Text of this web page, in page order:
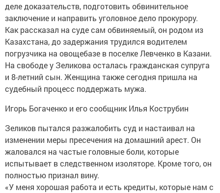
деле доказательств, подготовить обвинительное
заключение и направить уголовное дело прокурору.
Как рассказал на суде сам обвиняемый, он родом из
Казахстана, до задержания трудился водителем
погрузчика на овощебазе в поселке Левченко в Казани.
На свободе у Зеликова осталась гражданская супруга
и 8-летний сын. Женщина также сегодня пришла на
судебный процесс поддержать мужа.
Игорь Богаченко и его сообщник Илья Кострубин
Зеликов пытался разжалобить суд и настаивал на
изменении меры пресечения на домашний арест. Он
жаловался на частые головные боли, которые
испытывает в следственном изоляторе. Кроме того, он
полностью признал вину.
«У меня хорошая работа и есть кредиты, которые нам с